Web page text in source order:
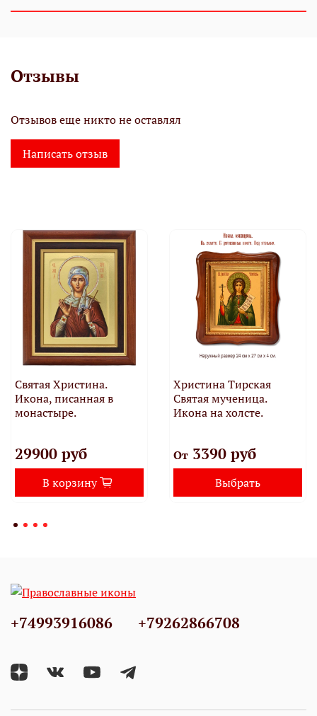
Отзывы
Отзывов еще никто не оставлял
Написать отзыв
Святая Христина.
Икона, писанная в
монастыре.
29900 руб
В корзину
Христина Тирская
Святая мученица.
Икона на холсте.
От3390 руб
Выбрать
+74993916086 +79262866708